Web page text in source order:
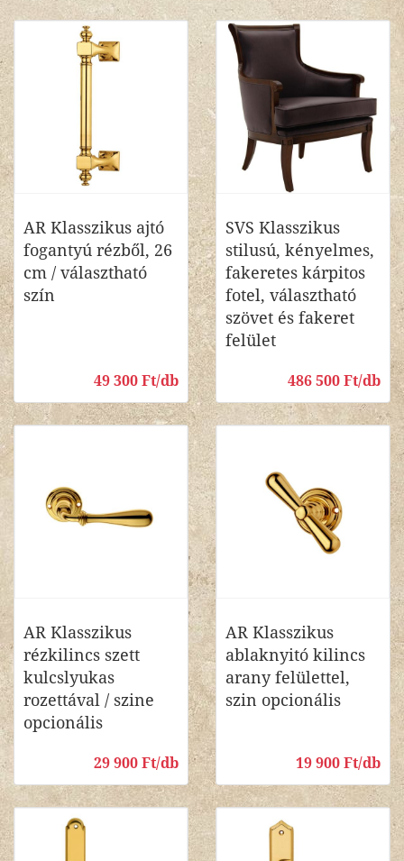
AR Klasszikus ajtó
fogantyú rézből, 26
cm / választható
szín
49 300 Ft/db
SVS Klasszikus
stilusú, kényelmes,
fakeretes kárpitos
fotel, választható
szövet és fakeret
felület
486 500 Ft/db
AR Klasszikus
rézkilincs szett
kulcslyukas
rozettával / szine
opcionális
29 900 Ft/db
AR Klasszikus
ablaknyitó kilincs
arany felülettel,
szin opcionális
19 900 Ft/db